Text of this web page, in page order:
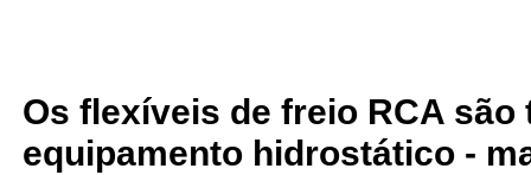
Os flexíveis de freio RCA são
equipamento hidrostático -